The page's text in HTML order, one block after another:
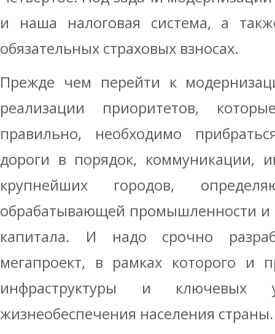
и наша налоговая система, а
обязательных страховых взносах.
Прежде чем перейти к
реализации приоритетов,
правильно, необходимо
дороги в порядок, коммуникации,
крупнейших городов,
обрабатывающей промышленности и
капитала. И надо срочно
мегапроект, в рамках которого и
инфраструктуры и ключевых
жизнеобеспечения населения страны.